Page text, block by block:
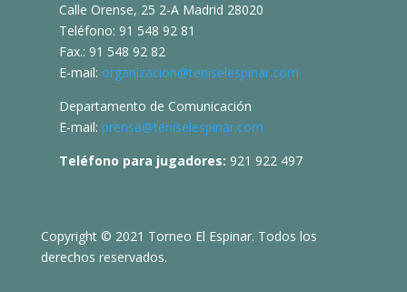
Calle Orense, 25 2-A Madrid 28020
Teléfono: 91 548 92 81
Fax.: 91 548 92 82
E-mail: organizacion@teniselespinar.com
Departamento de Comunicación
E-mail: prensa@teniselespinar.com
Teléfono para jugadores: 921 922 497
Copyright © 2021 Torneo El Espinar. Todos los
derechos reservados.